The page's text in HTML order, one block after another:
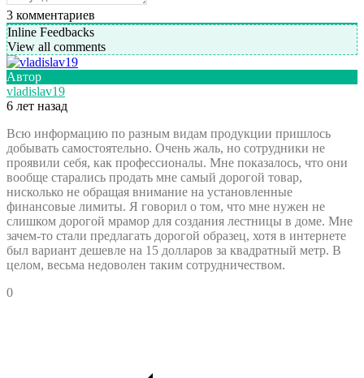
3 комментариев
Inline Feedbacks
View all comments
Автор
vladislav19
6 лет назад
Всю информацию по разным видам продукции пришлось
добывать самостоятельно. Очень жаль, но сотрудники не
проявили себя, как профессионалы. Мне показалось, что они
вообще старались продать мне самый дорогой товар,
нисколько не обращая внимание на установленные
финансовые лимиты. Я говорил о том, что мне нужен не
слишком дорогой мрамор для создания лестницы в доме. Мне
зачем-то стали предлагать дорогой образец, хотя в интернете
был вариант дешевле на 15 долларов за квадратный метр. В
целом, весьма недоволен таким сотрудничеством.
0